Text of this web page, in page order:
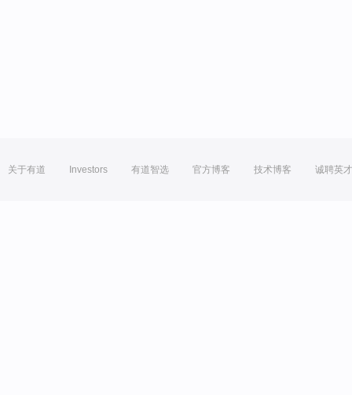
关于有道 Investors 有道智选 官方博客 技术博客 诚聘英才